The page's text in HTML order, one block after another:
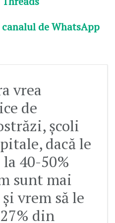
de WhatsApp
vrea
de
școli
dacă le
40-50%
sunt mai
vrem să le
din